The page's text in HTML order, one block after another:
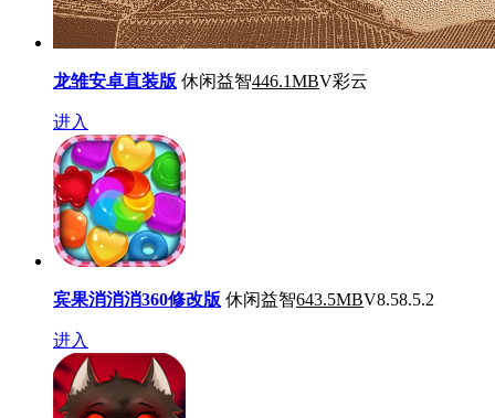
龙雏安卓直装版 休闲益智446.1MBV彩云
进入
宾果消消消360修改版 休闲益智643.5MBV8.58.5.2
进入